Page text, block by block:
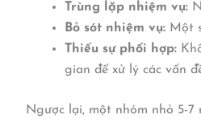
Trùng lặp nhiệm vụ:
Bỏ sót nhiệm vụ: Một
Thiếu sự phối hợp:
gian để xử lý các vấn
Ngược lại, một nhóm nhỏ 5-